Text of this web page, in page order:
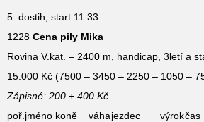
5. dostih, start 11:33
1228 Cena pily Mika
Rovina V.kat. – 2400 m, handicap, 3letí a
15.000 Kč (7500 – 3450 – 2250 – 1050 –
Zápisné: 200 + 400 Kč
poř. jméno koně váhajezdec výrokčas